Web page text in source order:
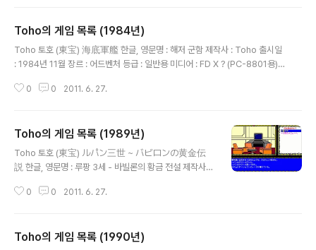
12월 장르 : 어드벤처 등급 : 일반용 미디어 : FD X 2 (PC-
8801용) 시나리오 : 캐릭터 디자인, 원화 : 음악 : 추가 정
보 :
Toho의 게임 목록 (1984년)
Toho 토호 (東宝) 海底軍艦 한글, 영문명 : 해저 군함 제작사 : Toho 출시일
: 1984년 11월 장르 : 어드벤처 등급 : 일반용 미디어 : FD X ? (PC-8801용)
라 (Godzilla) 제작사 : Toho 출시일 : 1984년 11월 장르 : 어드벤처 등급 : 일
0 0 2011. 6. 27.
Toho의 게임 목록 (1989년)
Toho 토호 (東宝) ルパン三世 ~ バビロンの黄金伝
説 한글, 영문명 : 루팡 3세 - 바빌론의 황금 전설 제작사 :
미디어 : FD X 2 (PC-8801용) 시나리오 : 캐릭터 디자인,
0 0 2011. 6. 27.
Toho의 게임 목록 (1990년)